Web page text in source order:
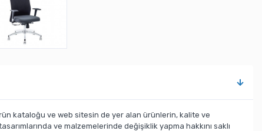
kataloğu ve web sitesin de yer alan ürünlerin, kalite ve
ve malzemelerinde değişiklik yapma hakkını saklı